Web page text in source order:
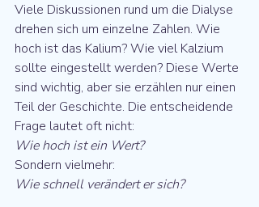
Viele Diskussionen rund um die Dialyse
drehen sich um einzelne Zahlen. Wie
hoch ist das Kalium? Wie viel Kalzium
sollte eingestellt werden? Diese Werte
sind wichtig, aber sie erzählen nur einen
Teil der Geschichte. Die entscheidende
Frage lautet oft nicht:
Wie hoch ist ein Wert?
Sondern vielmehr:
Wie schnell verändert er sich?